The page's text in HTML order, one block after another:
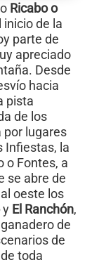
Ricabo o
de la
parte de
apreciado
Desde
hacia
pista
de los
por lugares
Infiestas, la
o Fontes, a
se abre de
al oeste los
y El Ranchón,
de
de
toda